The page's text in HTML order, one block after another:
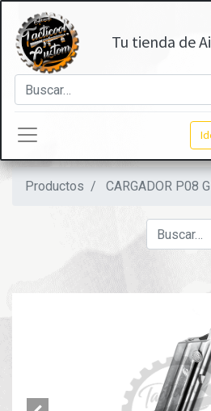
Tu tienda de
Productos CARGADOR P08